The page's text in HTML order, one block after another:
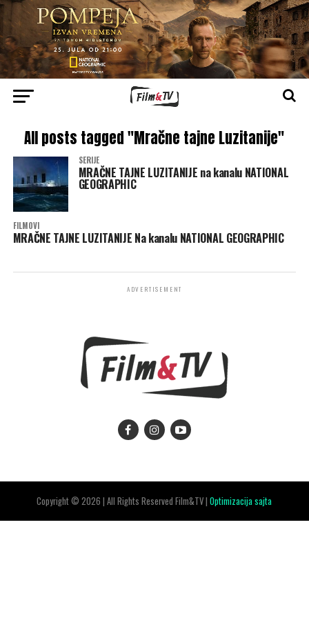
All posts tagged "Mračne tajne Luzitanije"
SERIJE
MRAČNE TAJNE LUZITANIJE na kanalu NATIONAL
GEOGRAPHIC
FILMOVI
MRAČNE TAJNE LUZITANIJE Na kanalu NATIONAL GEOGRAPHIC
ADVERTISEMENT
Copyright © 2026 | All Rights Reserved Film&TV |Optimizacija sajta